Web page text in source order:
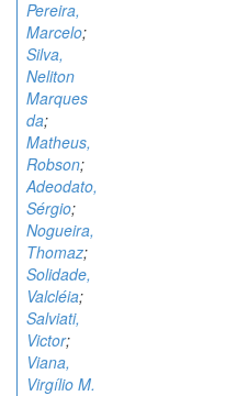
Pereira,
Marcelo;
Silva,
Neliton
Marques
da;
Matheus,
Robson;
Adeodato,
Sérgio;
Nogueira,
Thomaz;
Solidade,
Valcléia;
Salviati,
Victor;
Viana,
Virgílio M.